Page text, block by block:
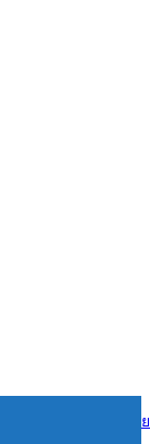
จ.ร้อยเอ็ด หนุนคนไทย